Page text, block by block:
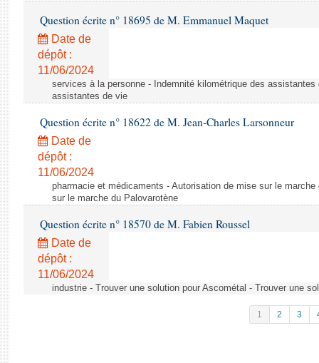
Question écrite n° 18695 de M. Emmanuel Maquet
Date de
dépôt :
11/06/2024
services à la personne - Indemnité kilométrique des
assistantes de vie
Question écrite n° 18622 de M. Jean-Charles Larsonneur
Date de
dépôt :
11/06/2024
pharmacie et médicaments - Autorisation de mise sur le
sur le marche du Palovarotène
Question écrite n° 18570 de M. Fabien Roussel
Date de
dépôt :
11/06/2024
industrie - Trouver une solution pour Ascométal - Trouver une
1 2 3